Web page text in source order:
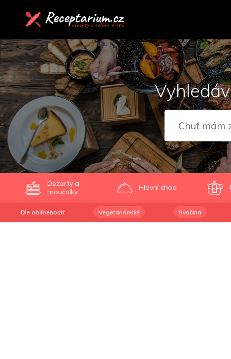
Dezerty a
moučníky
Hlavní chod
Dle oblíbenosti: Vegetariánské Svačina